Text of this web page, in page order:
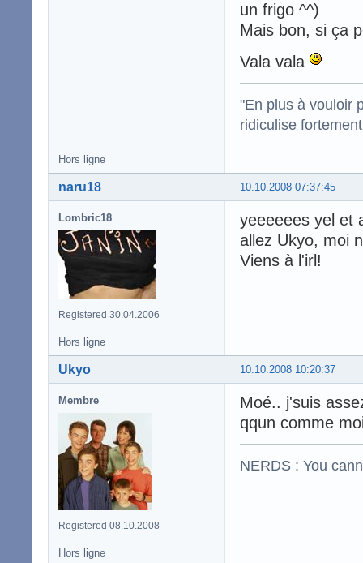
un frigo ^^)
Mais bon, si ça
Vala vala
"En plus à vouloir
ridiculise
Hors ligne
10.10.2008 07:37:45
naru18
Lombric18
Registered 30.04.2006
yeeeeees yel et
allez Ukyo, moi
Viens à l'irl!
Hors ligne
10.10.2008 10:20:37
Ukyo
Membre
Registered 08.10.2008
Moé.. j'suis
qqun comme
NERDS : You
Hors ligne